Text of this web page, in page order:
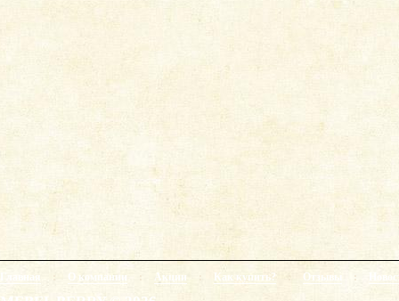
Главная О компании Акции Как купить? Отзывы :